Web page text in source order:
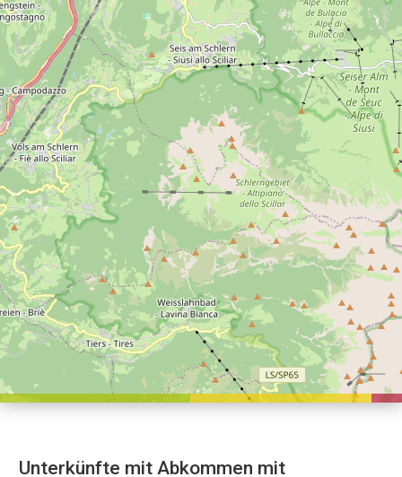
Unterkünfte mit Abkommen mit